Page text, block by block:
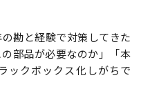
勘と経験で対策してきた
部品が必要なのか」「本
ックボックス化しがちで